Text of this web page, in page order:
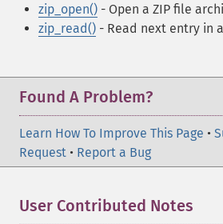
zip_open() - Open a ZIP file
zip_read() - Read next entry in
Found A Problem?
Learn How To Improve This Page •
Request • Report a Bug
User Contributed Notes